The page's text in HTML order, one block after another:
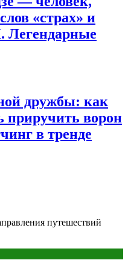
«страх» и
дружбы: как
приручить ворон
в тренде
путешествий